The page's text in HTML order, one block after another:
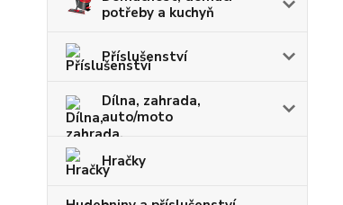
potřeby a kuchyň
Příslušenství
Dílna, zahrada,
auto/moto
Hračky